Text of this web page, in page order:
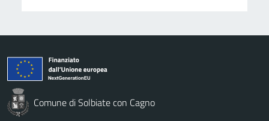
Comune di Solbiate con Cagno